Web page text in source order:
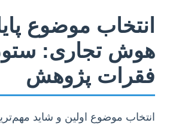
انتخاب موضوع
هوش تجاری:
فقرات پژوهش
انتخاب موضوع اولین و شاید